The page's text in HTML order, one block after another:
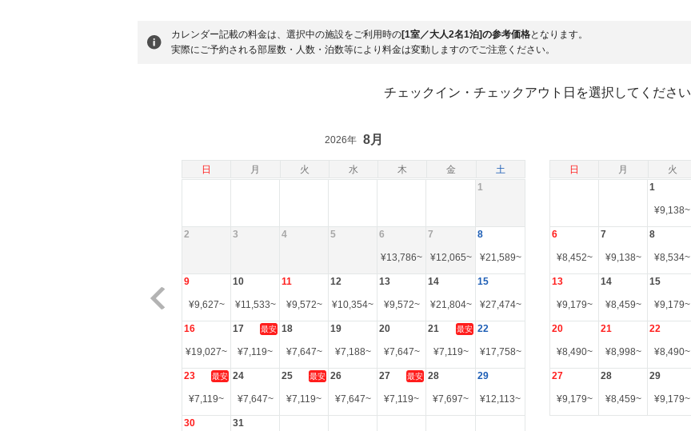
カレンダー記載の料金は、選択中の施設をご利用時の[1室／大人2名1泊]の参考価格となります。
実際にご予約される部屋数・人数・泊数等により料金は変動しますのでご注意ください。
チェックイン・チェックアウト日を選択してください
日 月 火 水 木 金 土 日 月 火
2026年 8月
1
2 3 4 5 6
¥13,786~
7
¥12,065~
8
¥21,589~
9
¥9,627~
10
¥11,533~
11
¥9,572~
12
¥10,354~
13
¥9,572~
14
¥21,804~
15
¥27,474~
16
¥19,027~
17 最安
¥7,119~
18
¥7,647~
19
¥7,188~
20
¥7,647~
21 最安
¥7,119~
22
¥17,758~
23 最安
¥7,119~
24
¥7,647~
25 最安
¥7,119~
26
¥7,647~
27 最安
¥7,119~
28
¥7,697~
29
¥12,113~
30 31
1
¥9,138~
6
¥8,452~
7
¥9,138~
8
¥8,534~
13
¥9,179~
14
¥8,459~
15
¥9,179~
20
¥8,490~
21
¥8,998~
22
¥8,490~
27
¥9,179~
28
¥8,459~
29
¥9,179~